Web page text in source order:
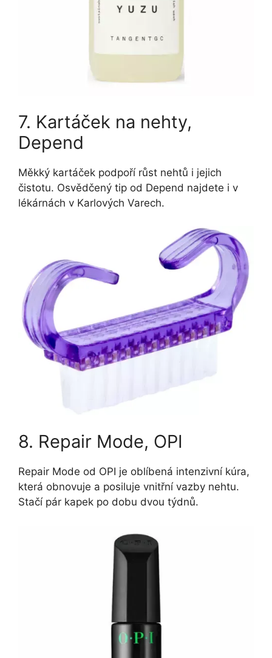
7. Kartáček na nehty,
Depend
Měkký kartáček podpoří růst nehtů i jejich
čistotu. Osvědčený tip od Depend najdete i v
lékárnách v Karlových Varech.
8. Repair Mode, OPI
Repair Mode od OPI je oblíbená intenzivní kúra,
která obnovuje a posiluje vnitřní vazby nehtu.
Stačí pár kapek po dobu dvou týdnů.